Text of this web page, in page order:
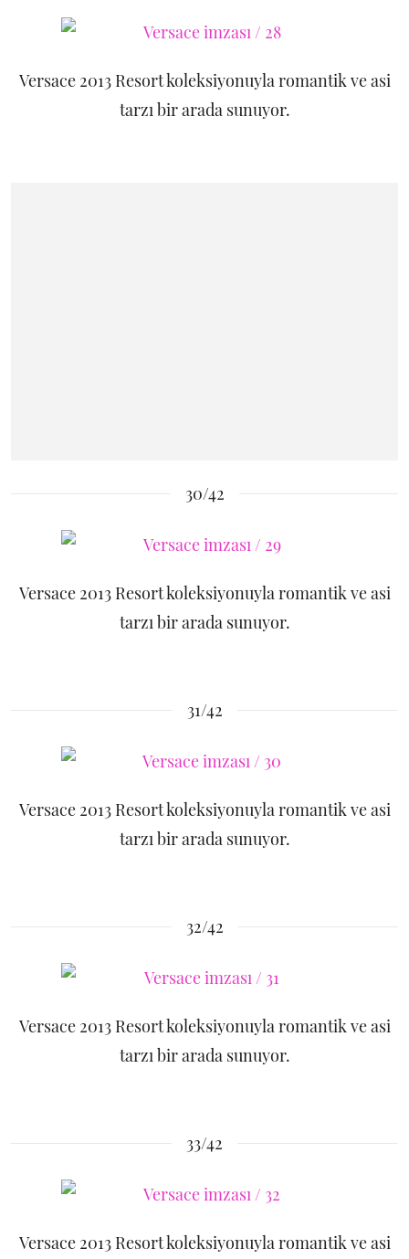
Versace 2013 Resort koleksiyonuyla romantik ve asi
tarzı bir arada sunuyor.
30/42
Versace 2013 Resort koleksiyonuyla romantik ve asi
tarzı bir arada sunuyor.
31/42
Versace 2013 Resort koleksiyonuyla romantik ve asi
tarzı bir arada sunuyor.
32/42
Versace 2013 Resort koleksiyonuyla romantik ve asi
tarzı bir arada sunuyor.
33/42
Versace 2013 Resort koleksiyonuyla romantik ve asi